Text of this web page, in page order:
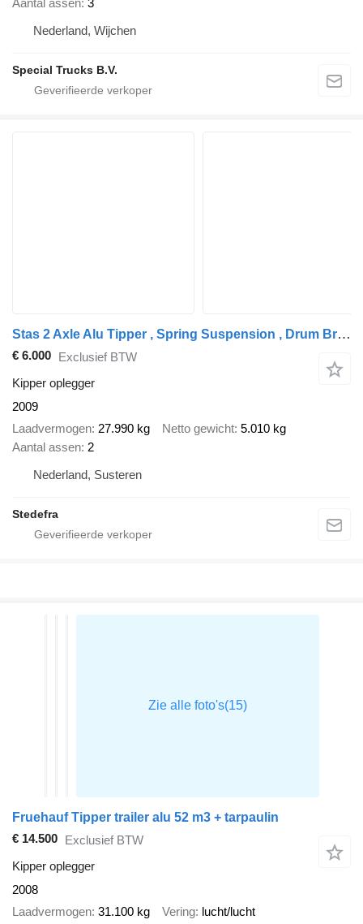
Aantal assen 3
Nederland, Wijchen
Special Trucks B.V.
Stas 2 Axle Alu Tipper , Spring Suspension , Drum Brakes
€ 6.000 Exclusief BTW
Kipper oplegger
2009
Laadvermogen 27.990 kg Netto gewicht 5.010 kg
Aantal assen 2
Nederland, Susteren
Stedefra
Fruehauf Tipper trailer alu 52 m3 + tarpaulin
€ 14.500 Exclusief BTW
Kipper oplegger
2008
Laadvermogen 31.100 kg Vering lucht/lucht